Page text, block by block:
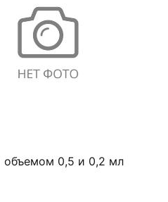
объемом 0,5 и 0,2 мл